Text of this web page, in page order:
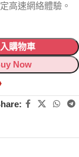
高速網絡體驗。
購物車
Now